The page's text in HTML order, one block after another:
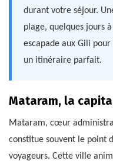
durant votre séjour.
plage, quelques jours
escapade aux Gili
un itinéraire parfait.
Mataram, la
Mataram, cœur
constitue souvent le point
voyageurs. Cette ville